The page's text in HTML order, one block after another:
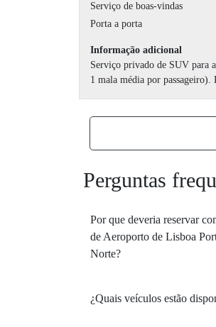
Serviço de boas-vindas
Porta a porta
Informação adicional
Serviço privado de SUV para
1 mala média por
Perguntas
Por que deveria reservar
de Aeroporto de Lisboa
Norte?
¿Quais veículos estão